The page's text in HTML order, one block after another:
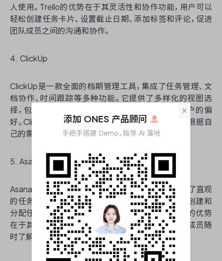
人使用。Trello的优势在于其灵活性和协作功能，用户可以
轻松创建任务卡片、设置截止日期、添加标签和评论，促进
团队成员之间的沟通和协作。
4. ClickUp
ClickUp是一款全面的档期管理工具，集成了任务管理、文
档协作、时间跟踪等多种功能。它提供了多样化的视图选
择，包括列表、看板、甘特图、日历等，满足不同用户的偏
好。ClickUp的特色在于其高度可定制性，用户可以根据自
己的需求设置工作空间和工作流程。
5. Asana
Asana是一款注重团队协作的档期管理工具，它提供了直观
的任务管理界面和强大的协作功能。用户可以轻松创建和
分配任务、设置截止日期、添加附件和评论。Asana的优势
在于其清晰的项目概览和进度跟踪功能，帮助团队成员随
时了解项目状态和个人责任。
×
添加 ONES 产品顾问
手把手搭建 Demo，指导 AI 落地